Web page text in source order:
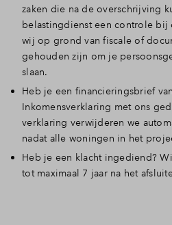
zaken die na de overschrijving
belastingdienst een controle bij
wij op grond van fiscale of
gehouden zijn om je
slaan.
Heb je een financieringsbrief
Inkomensverklaring met ons
verklaring verwijderen we
nadat alle woningen in het
Heb je een klacht ingediend?
tot maximaal 7 jaar na het